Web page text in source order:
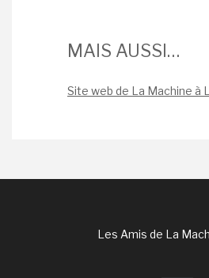
MAIS AUSSI…
Site web de La Machine à
Les Amis de La